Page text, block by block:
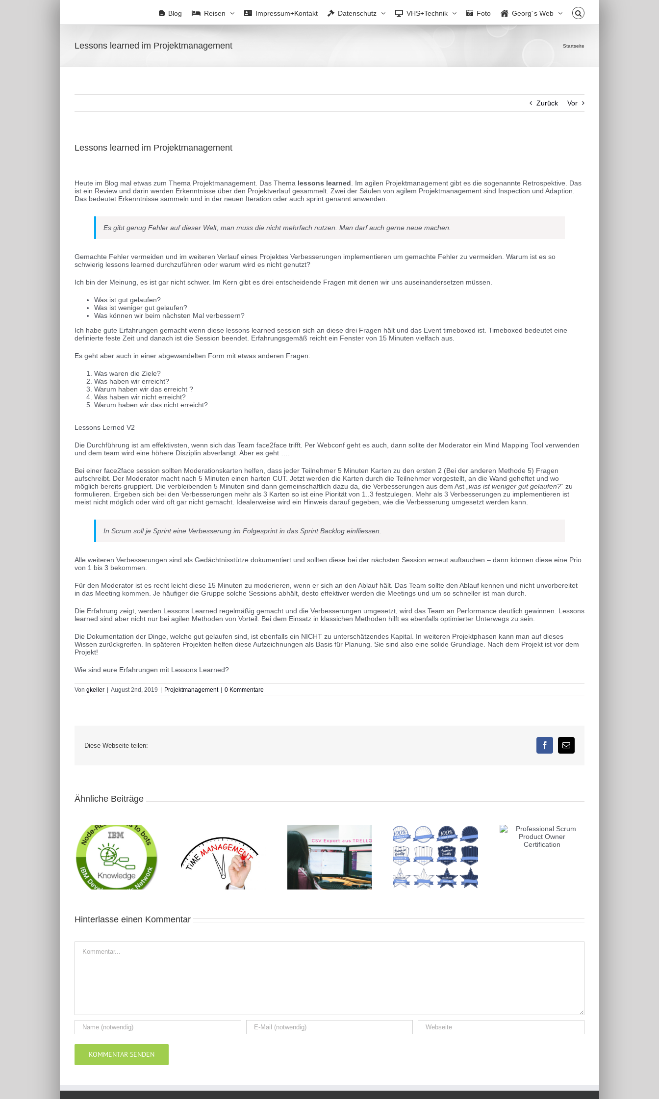
Blog Reisen Impressum+Kontakt Datenschutz VHS+Technik Foto Georg´s Web
Lessons learned im Projektmanagement Startseite
Zurück Vor
Lessons learned im Projektmanagement
Bild
Heute im Blog mal etwas zum Thema Projektmanagement. Das Thema lessons learned . Im agilen Projektmanagement gibt es die sogenannte Retrospektive. Das
ist ein Review und darin werden Erkenntnisse über den Projektverlauf gesammelt. Zwei der Säulen von agilem Projektmanagement sind Inspection und Adaption.
Das bedeutet Erkenntnisse sammeln und in der neuen Iteration oder auch sprint genannt anwenden.
Es gibt genug Fehler auf dieser Welt, man muss die nicht mehrfach nutzen. Man darf auch gerne neue machen.
Gemachte Fehler vermeiden und im weiteren Verlauf eines Projektes Verbesserungen implementieren um gemachte Fehler zu vermeiden. Warum ist es so
schwierig lessons learned durchzuführen oder warum wird es nicht genutzt?
Ich bin der Meinung, es ist gar nicht schwer. Im Kern gibt es drei entscheidende Fragen mit denen wir uns auseinandersetzen müssen.
Was ist gut gelaufen?
Was ist weniger gut gelaufen?
Was können wir beim nächsten Mal verbessern?
Ich habe gute Erfahrungen gemacht wenn diese lessons learned session sich an diese drei Fragen hält und das Event timeboxed ist. Timeboxed bedeutet eine
definierte feste Zeit und danach ist die Session beendet. Erfahrungsgemäß reicht ein Fenster von 15 Minuten vielfach aus.
Es geht aber auch in einer abgewandelten Form mit etwas anderen Fragen:
Was waren die Ziele?
Was haben wir erreicht?
Warum haben wir das erreicht ?
Was haben wir nicht erreicht?
Warum haben wir das nicht erreicht?
Lessons Lerned V2
Die Durchführung ist am effektivsten, wenn sich das Team face2face trifft. Per Webconf geht es auch, dann sollte der Moderator ein Mind Mapping Tool verwenden
und dem team wird eine höhere Disziplin abverlangt. Aber es geht ….
Bei einer face2face session sollten Moderationskarten helfen, dass jeder Teilnehmer 5 Minuten Karten zu den ersten 2 (Bei der anderen Methode 5) Fragen
aufschreibt. Der Moderator macht nach 5 Minuten einen harten CUT. Jetzt werden die Karten durch die Teilnehmer vorgestellt, an die Wand geheftet und wo
möglich bereits gruppiert. Die verbleibenden 5 Minuten sind dann gemeinschaftlich dazu da, die Verbesserungen aus dem Ast „ was ist weniger gut gelaufen?“ zu
formulieren. Ergeben sich bei den Verbesserungen mehr als 3 Karten so ist eine Piorität von 1..3 festzulegen. Mehr als 3 Verbesserungen zu implementieren ist
meist nicht möglich oder wird oft gar nicht gemacht. Idealerweise wird ein Hinweis darauf gegeben, wie die Verbesserung umgesetzt werden kann.
In Scrum soll je Sprint eine Verbesserung im Folgesprint in das Sprint Backlog einfliessen.
Alle weiteren Verbesserungen sind als Gedächtnisstütze dokumentiert und sollten diese bei der nächsten Session erneut auftauchen – dann können diese eine Prio
von 1 bis 3 bekommen.
Für den Moderator ist es recht leicht diese 15 Minuten zu moderieren, wenn er sich an den Ablauf hält. Das Team sollte den Ablauf kennen und nicht unvorbereitet
in das Meeting kommen. Je häufiger die Gruppe solche Sessions abhält, desto effektiver werden die Meetings und um so schneller ist man durch.
Die Erfahrung zeigt, werden Lessons Learned regelmäßig gemacht und die Verbesserungen umgesetzt, wird das Team an Performance deutlich gewinnen. Lessons
learned sind aber nicht nur bei agilen Methoden von Vorteil. Bei dem Einsatz in klassichen Methoden hilft es ebenfalls optimierter Unterwegs zu sein.
Die Dokumentation der Dinge, welche gut gelaufen sind, ist ebenfalls ein NICHT zu unterschätzendes Kapital. In weiteren Projektphasen kann man auf dieses
Wissen zurückgreifen. In späteren Projekten helfen diese Aufzeichnungen als Basis für Planung. Sie sind also eine solide Grundlage. Nach dem Projekt ist vor dem
Projekt!
Wie sind eure Erfahrungen mit Lessons Learned?
Von gkeller | August 2nd, 2019 | Projektmanagement | 0 Kommentare
Diese Webseite teilen: Facebook
E-
Ähnliche Beiträge
Zeitmanagement nicht
nur im Projekt
EXCEL Export aus
Trello
Badges – die neue
Welt der
Teilnahmebestätigung
Professional Scrum
Product Owner
Certification
Hinterlasse einen Kommentar